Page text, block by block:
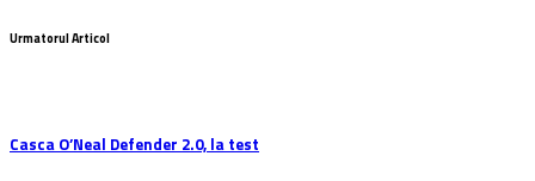
Urmatorul Articol
Casca O’Neal Defender 2.0, la test